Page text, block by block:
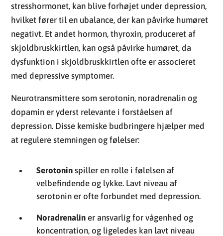
stresshormonet, kan blive forhøjet under depression,
hvilket fører til en ubalance, der kan påvirke humøret
negativt. Et andet hormon, thyroxin, produceret af
skjoldbruskkirtlen, kan også påvirke humøret, da
dysfunktion i skjoldbruskkirtlen ofte er associeret
med depressive symptomer.
Neurotransmittere som serotonin, noradrenalin og
dopamin er yderst relevante i forståelsen af
depression. Disse kemiske budbringere hjælper med
at regulere stemningen og følelser:
Serotonin spiller en rolle i følelsen af
velbefindende og lykke. Lavt niveau af
serotonin er ofte forbundet med depression.
Noradrenalin er ansvarlig for vågenhed og
koncentration, og ligeledes kan lavt niveau